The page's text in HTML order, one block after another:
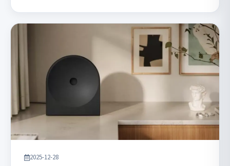
2025-12-28